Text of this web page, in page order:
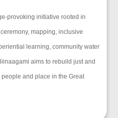
provoking initiative rooted in
mapping, inclusive
learning, community water
aims to rebuild just and
and place in the Great